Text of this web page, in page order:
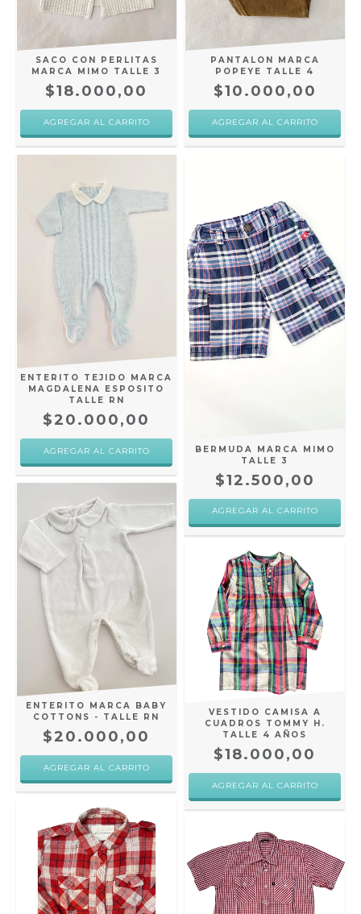
SACO CON PERLITAS
MARCA MIMO TALLE 3
$18.000,00
PANTALON MARCA
POPEYE TALLE 4
$10.000,00
ENTERITO TEJIDO MARCA
MAGDALENA ESPOSITO
TALLE RN
$20.000,00
BERMUDA MARCA MIMO
TALLE 3
$12.500,00
ENTERITO MARCA BABY
COTTONS - TALLE RN
$20.000,00
VESTIDO CAMISA A
CUADROS TOMMY H.
TALLE 4 AÑOS
$18.000,00